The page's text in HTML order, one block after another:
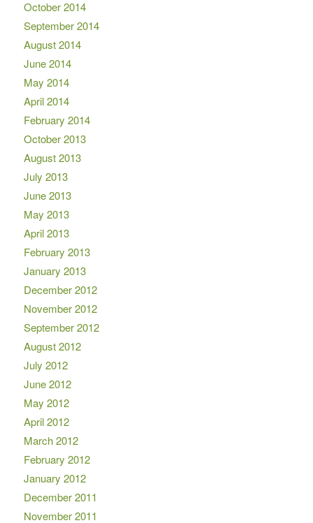
October 2014
September 2014
August 2014
June 2014
May 2014
April 2014
February 2014
October 2013
August 2013
July 2013
June 2013
May 2013
April 2013
February 2013
January 2013
December 2012
November 2012
September 2012
August 2012
July 2012
June 2012
May 2012
April 2012
March 2012
February 2012
January 2012
December 2011
November 2011